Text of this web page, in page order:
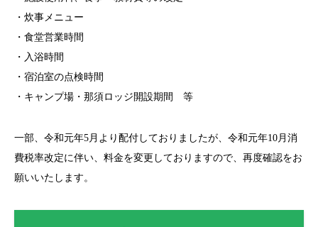
・炊事メニュー
・食堂営業時間
・入浴時間
・宿泊室の点検時間
・キャンプ場・那須ロッジ開設期間 等
一部、令和元年5月より配付しておりましたが、令和元年10月消
費税率改定に伴い、料金を変更しておりますので、再度確認をお
願いいたします。